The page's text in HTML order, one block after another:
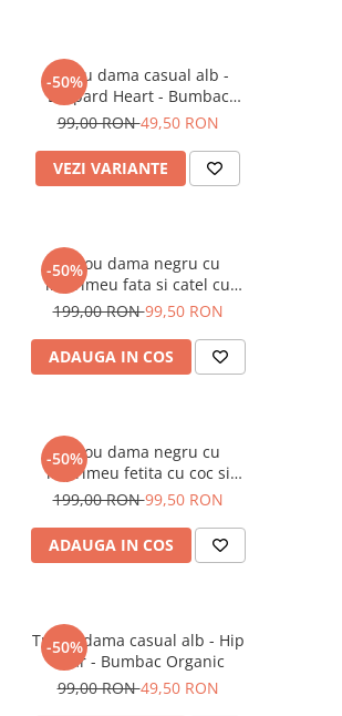
-50%
Tricou dama casual alb -
Leopard Heart - Bumbac
Organic
99,00 RON49,50 RON
VEZI VARIANTE
-50%
Tricou dama negru cu
imprimeu fata si catel cu
ochelari
199,00 RON99,50 RON
ADAUGA IN COS
-50%
Tricou dama negru cu
imprimeu fetita cu coc si
ochelari albastrii
199,00 RON99,50 RON
ADAUGA IN COS
-50%
Tricou dama casual alb - Hip
Bear - Bumbac Organic
99,00 RON49,50 RON